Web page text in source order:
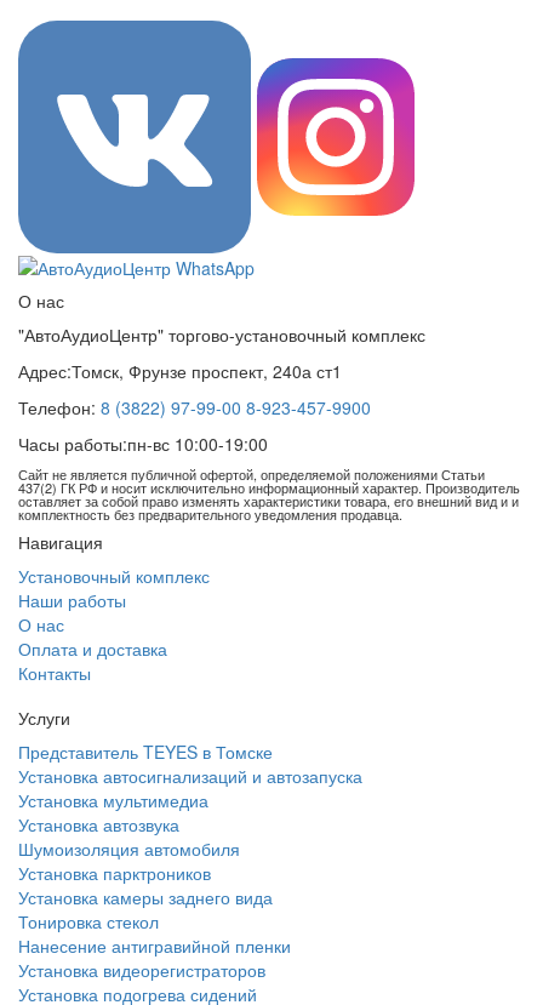
О нас
"АвтоАудиоЦентр" торгово-установочный комплекс
Адрес:Томск, Фрунзе проспект, 240а ст1
Телефон: 8 (3822) 97-99-00 8-923-457-9900
Часы работы:пн-вс 10:00-19:00
Сайт не является публичной офертой, определяемой положениями Статьи
437(2) ГК РФ и носит исключительно информационный характер. Производитель
оставляет за собой право изменять характеристики товара, его внешний вид и и
комплектность без предварительного уведомления продавца.
Навигация
Установочный комплекс
Наши работы
О нас
Оплата и доставка
Контакты
Услуги
Представитель TEYES в Томске
Установка автосигнализаций и автозапуска
Установка мультимедиа
Установка автозвука
Шумоизоляция автомобиля
Установка парктроников
Установка камеры заднего вида
Тонировка стекол
Нанесение антигравийной пленки
Установка видеорегистраторов
Установка подогрева сидений